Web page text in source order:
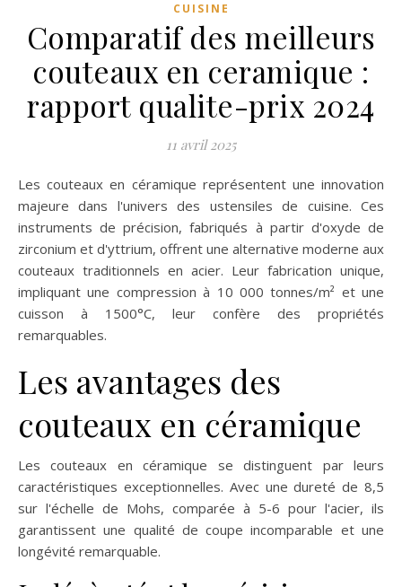
CUISINE
Comparatif des meilleurs
couteaux en ceramique :
rapport qualite-prix 2024
11 avril 2025
Les couteaux en céramique représentent une innovation
majeure dans l'univers des ustensiles de cuisine. Ces
instruments de précision, fabriqués à partir d'oxyde de
zirconium et d'yttrium, offrent une alternative moderne aux
couteaux traditionnels en acier. Leur fabrication unique,
impliquant une compression à 10 000 tonnes/m² et une
cuisson à 1500°C, leur confère des propriétés
remarquables.
Les avantages des
couteaux en céramique
Les couteaux en céramique se distinguent par leurs
caractéristiques exceptionnelles. Avec une dureté de 8,5
sur l'échelle de Mohs, comparée à 5-6 pour l'acier, ils
garantissent une qualité de coupe incomparable et une
longévité remarquable.